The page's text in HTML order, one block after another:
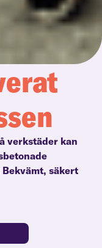
verkstäder kan
säkert